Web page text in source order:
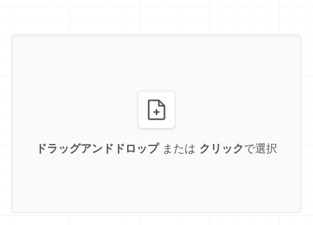
ドラッグアンドドロップ または クリックで選択